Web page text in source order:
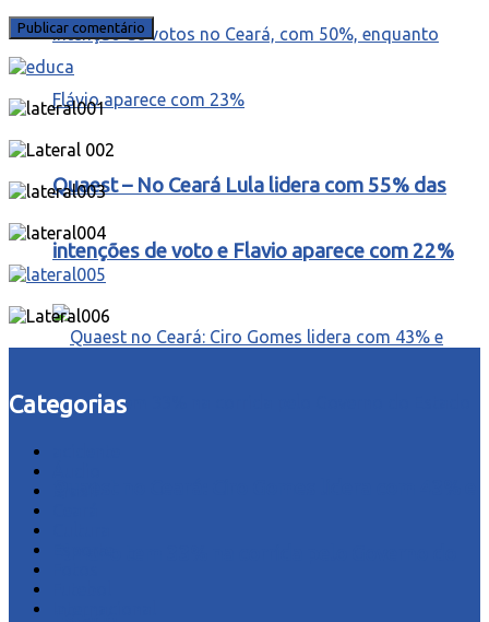
Quaest – No Ceará Lula lidera com 55% das
intenções de voto e Flavio aparece com 22%
Categorias